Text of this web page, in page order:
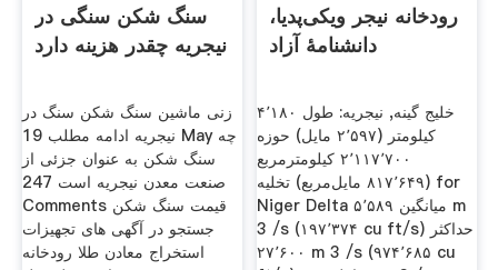
سنگ شکن سنگی در
نیجریه چقدر هزینه دارد
زنی ماشین سنگ شکن سنگ در
نیجریه ادامه مطلب 19 May چه
سنگ شکن به عنوان جزئی از
صنعت معدن نیجریه است 247
Comments قیمت سنگ شکن
جستجو در آگهی های تجهیزات
استخراج معادن طلا رودخانه
رودخانه نیجر ویکی‌پدیا،
دانشنامهٔ آزاد
خلیج گینه, نیجریه: طول ۴٬۱۸۰
کیلومتر (۲٬۵۹۷ مایل) حوزه
۲٬۱۱۷٬۷۰۰ کیلومترمربع
(۸۱۷٬۶۴۹ مایل‌مربع) تخلیه for
Niger Delta میانگین ۵٬۵۸۹ m
3 /s (۱۹۷٬۳۷۴ cu ft/s) حداکثر
۲۷٬۶۰۰ m 3 /s (۹۷۴٬۶۸۵ cu